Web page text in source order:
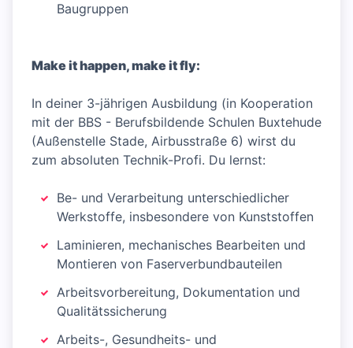
Baugruppen
Make it happen, make it fly:
In deiner 3-jährigen Ausbildung (in Kooperation
mit der BBS - Berufsbildende Schulen Buxtehude
(Außenstelle Stade, Airbusstraße 6) wirst du
zum absoluten Technik-Profi. Du lernst:
Be- und Verarbeitung unterschiedlicher
Werkstoffe, insbesondere von Kunststoffen
Laminieren, mechanisches Bearbeiten und
Montieren von Faserverbundbauteilen
Arbeitsvorbereitung, Dokumentation und
Qualitätssicherung
Arbeits-, Gesundheits- und